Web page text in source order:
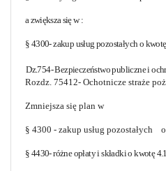
a zwiększa się w :
§ 4300- zakup usług pozostałych o
Dz.754- Bezpieczeństwo publiczne i
Rozdz. 75412- Ochotnicze straże
Zmniejsza się plan w
§ 4300 - zakup usług pozostałych
§ 4430- różne opłaty i składki o kwotę